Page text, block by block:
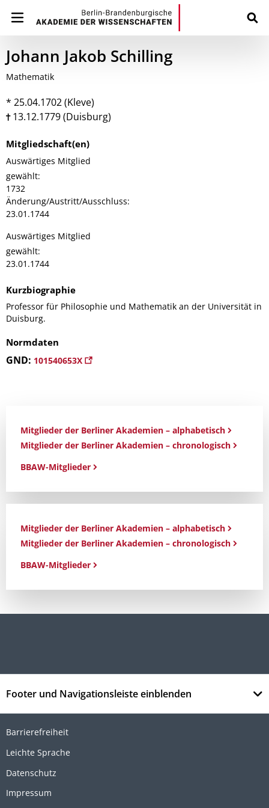
Johann Jakob Schilling
Mathematik
* 25.04.1702 (Kleve)
13.12.1779 (Duisburg)
Mitgliedschaft(en)
Auswärtiges Mitglied
gewählt:
1732
Änderung/Austritt/Ausschluss:
23.01.1744
Auswärtiges Mitglied
gewählt:
23.01.1744
Kurzbiographie
Professor für Philosophie und Mathematik an der Universität in
Duisburg.
Normdaten
GND: 101540653X
Mitglieder der Berliner Akademien – alphabetisch
Mitglieder der Berliner Akademien – chronologisch
BBAW-Mitglieder
Mitglieder der Berliner Akademien – alphabetisch
Mitglieder der Berliner Akademien – chronologisch
BBAW-Mitglieder
Footer und Navigationsleiste einblenden
Barrierefreiheit
Leichte Sprache
Datenschutz
Impressum